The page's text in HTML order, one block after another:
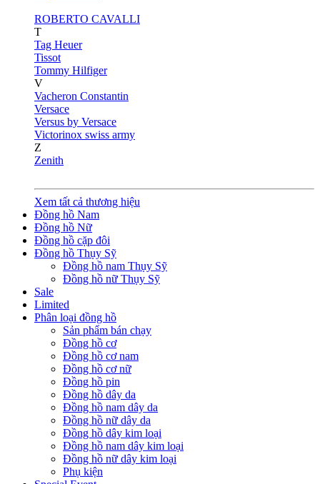
ROBERTO CAVALLI
T
Tag Heuer
Tissot
Tommy Hilfiger
V
Vacheron Constantin
Versace
Versus by Versace
Victorinox swiss army
Z
Zenith
Xem tất cả thương hiệu
Đồng hồ Nam
Đồng hồ Nữ
Đồng hồ cặp đôi
Đồng hồ Thụy Sỹ
Đồng hồ nam Thụy Sỹ
Đồng hồ nữ Thụy Sỹ
Sale
Limited
Phân loại đồng hồ
Sản phẩm bán chạy
Đồng hồ cơ
Đồng hồ cơ nam
Đồng hồ cơ nữ
Đồng hồ pin
Đồng hồ dây da
Đồng hồ nam dây da
Đồng hồ nữ dây da
Đồng hồ dây kim loại
Đồng hồ nam dây kim loại
Đồng hồ nữ dây kim loại
Phụ kiện